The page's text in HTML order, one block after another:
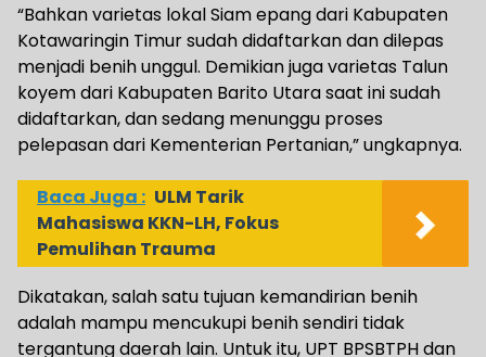
“Bahkan varietas lokal Siam epang dari Kabupaten
Kotawaringin Timur sudah didaftarkan dan dilepas
menjadi benih unggul. Demikian juga varietas Talun
koyem dari Kabupaten Barito Utara saat ini sudah
didaftarkan, dan sedang menunggu proses
pelepasan dari Kementerian Pertanian,” ungkapnya.
Baca Juga : ULM Tarik
Mahasiswa KKN-LH, Fokus
Pemulihan Trauma
Dikatakan, salah satu tujuan kemandirian benih
adalah mampu mencukupi benih sendiri tidak
tergantung daerah lain. Untuk itu, UPT BPSBTPH dan